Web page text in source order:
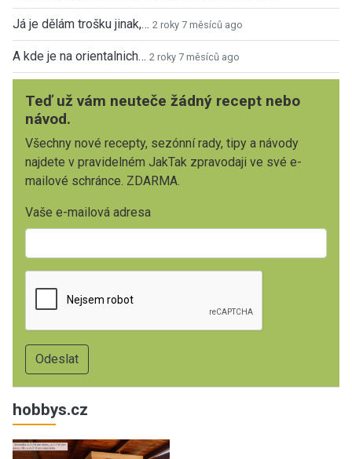
Já je dělám trošku jinak,… 2 roky 7 měsíců ago
A kde je na orientalnich… 2 roky 7 měsíců ago
Teď už vám neuteče žádný recept nebo
návod.
Všechny nové recepty, sezónní rady, tipy a návody
najdete v pravidelném JakTak zpravodaji ve své e-
mailové schránce. ZDARMA.
Vaše e-mailová adresa
hobbys.cz